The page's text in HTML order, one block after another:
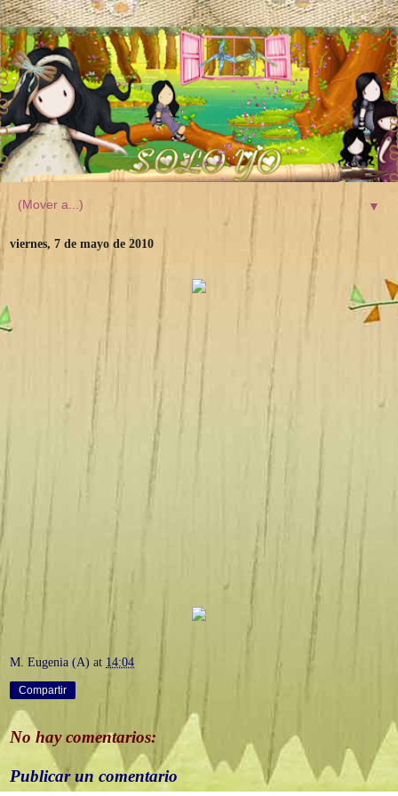
▼
viernes, 7 de mayo de 2010
M. Eugenia (A) at 14:04
Compartir
No hay comentarios:
Publicar un comentario